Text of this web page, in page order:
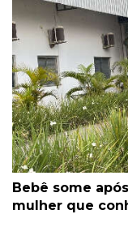
Bebê some
mulher que